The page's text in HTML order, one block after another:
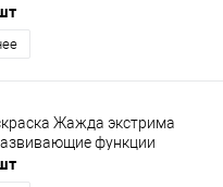
Жажда экстрима
функции